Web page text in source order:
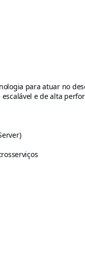
para atuar no
e de alta